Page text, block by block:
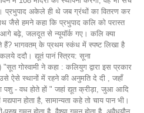
प्रभुपाद अकेले ही थे जब ग्रंथों का वितरण कर
जैसे हमने कहा कि प्रभुपाद कलि को परास्त
बढ़े, जलदूत से न्यूयॉर्क गए। कलि क्या
भागवतम् के प्रथम स्कंध में स्पष्ट लिखा है
ददौ। द्यूतं पानं स्त्रिय: सूना
गोस्वामी ने कहा : कलियुग द्वारा इस प्रकार
उसे ऐसे स्थानों में रहने की अनुमति दे दी , जहाँ
पशु - वध होते हों " जहां द्यूत क्रीड़ा, जुआ आदि
होता है, सामान्यता कहे तो चाय पान भी।